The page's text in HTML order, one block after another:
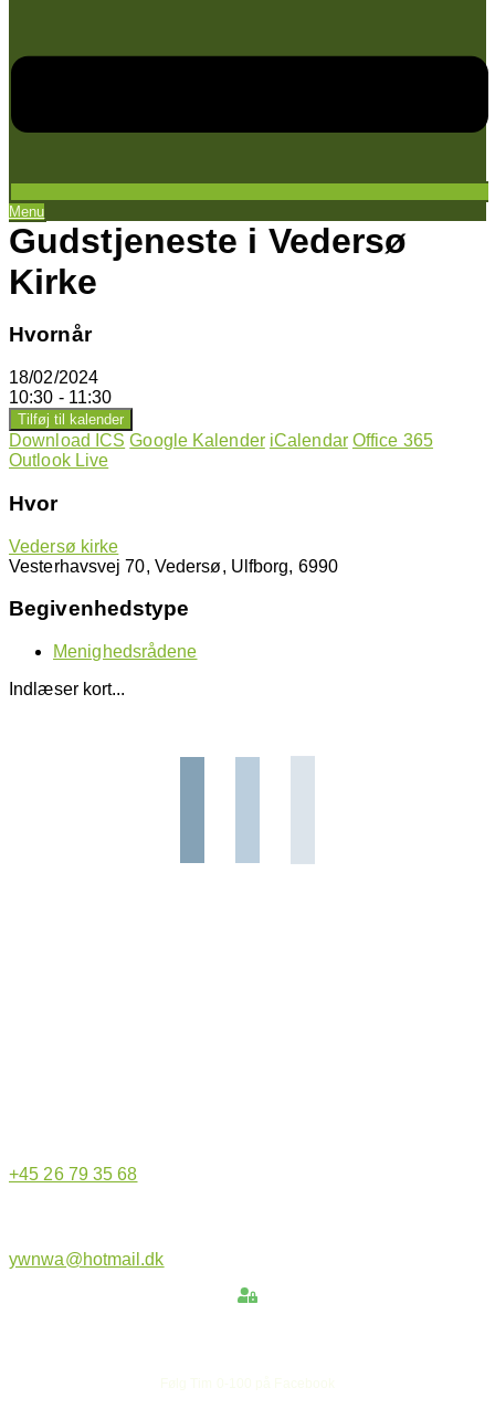
Menu
Gudstjeneste i Vedersø
Kirke
Hvornår
18/02/2024
10:30 - 11:30
Tilføj til kalender
Download ICS Google Kalender iCalendar Office 365
Outlook Live
Hvor
Vedersø kirke
Vesterhavsvej 70, Vedersø, Ulfborg, 6990
Begivenhedstype
Menighedsrådene
Indlæser kort...
+45 26 79 35 68
ywnwa@hotmail.dk